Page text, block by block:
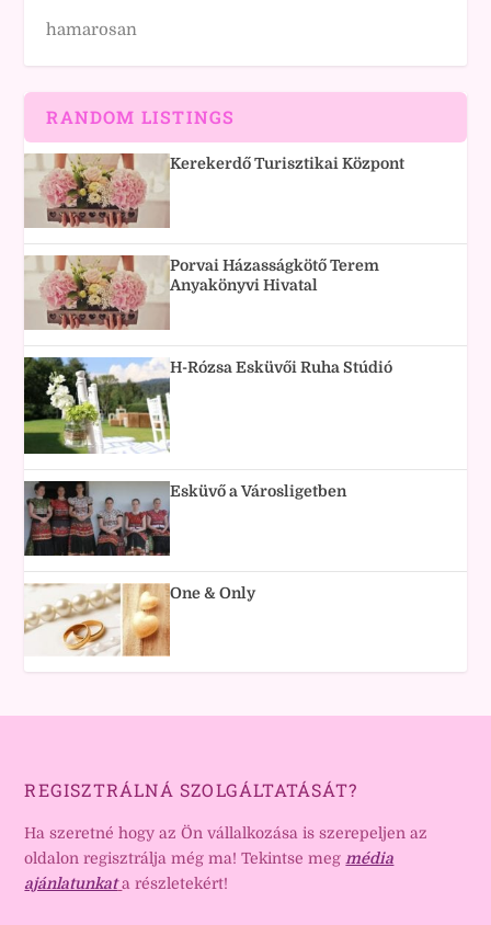
hamarosan
RANDOM LISTINGS
Kerekerdő Turisztikai Központ
Porvai Házasságkötő Terem
Anyakönyvi Hivatal
H-Rózsa Esküvői Ruha Stúdió
Esküvő a Városligetben
One & Only
REGISZTRÁLNÁ SZOLGÁLTATÁSÁT?
Ha szeretné hogy az Ön vállalkozása is szerepeljen az
oldalon regisztrálja még ma! Tekintse meg média
ajánlatunkat a részletekért!